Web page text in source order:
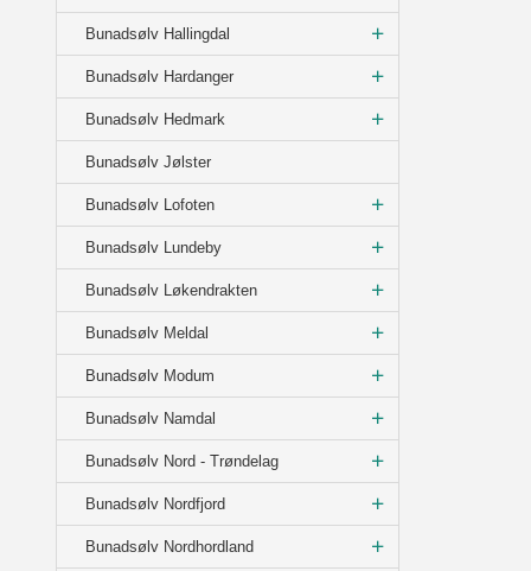
Bunadsølv Hallingdal
Bunadsølv Hardanger
Bunadsølv Hedmark
Bunadsølv Jølster
Bunadsølv Lofoten
Bunadsølv Lundeby
Bunadsølv Løkendrakten
Bunadsølv Meldal
Bunadsølv Modum
Bunadsølv Namdal
Bunadsølv Nord - Trøndelag
Bunadsølv Nordfjord
Bunadsølv Nordhordland